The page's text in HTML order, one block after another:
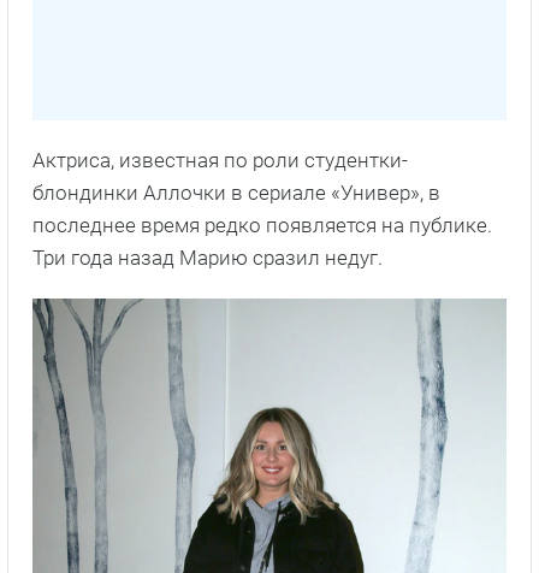
Актриса, известная по роли студентки-
блондинки Аллочки в сериале «Универ», в
последнее время редко появляется на публике.
Три года назад Марию сразил недуг.